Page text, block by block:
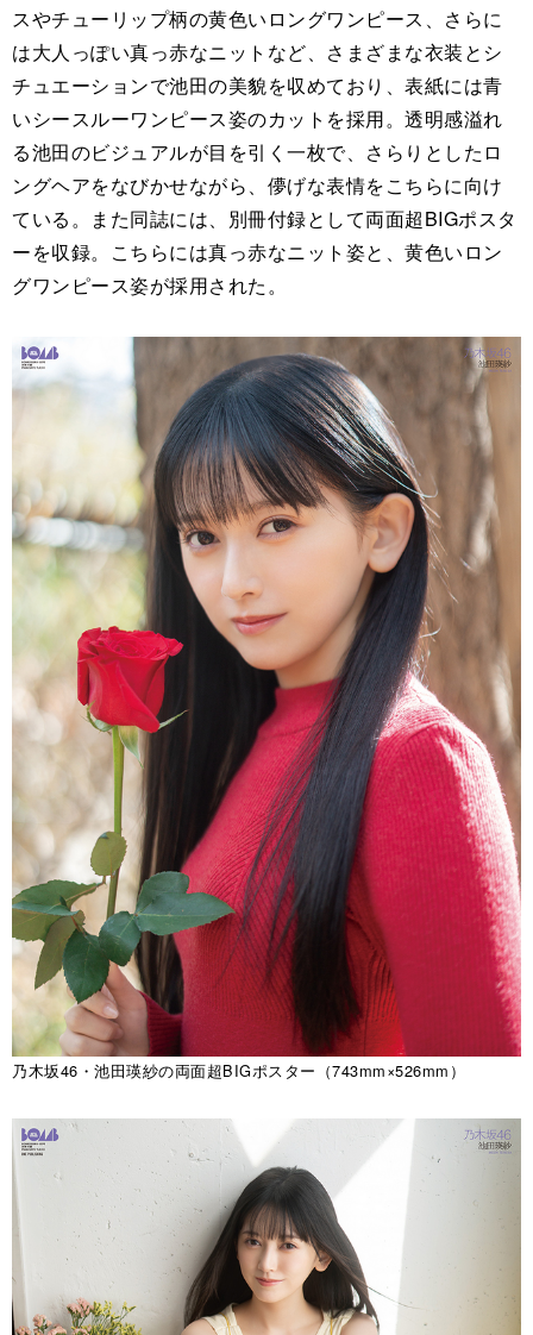
スやチューリップ柄の黄色いロングワンピース、さらに
は大人っぽい真っ赤なニットなど、さまざまな衣装とシ
チュエーションで池田の美貌を収めており、表紙には青
いシースルーワンピース姿のカットを採用。透明感溢れ
る池田のビジュアルが目を引く一枚で、さらりとしたロ
ングヘアをなびかせながら、儚げな表情をこちらに向け
ている。また同誌には、別冊付録として両面超BIGポスタ
ーを収録。こちらには真っ赤なニット姿と、黄色いロン
グワンピース姿が採用された。
乃木坂46・池田瑛紗の両面超BIGポスター（743mm×526mm）